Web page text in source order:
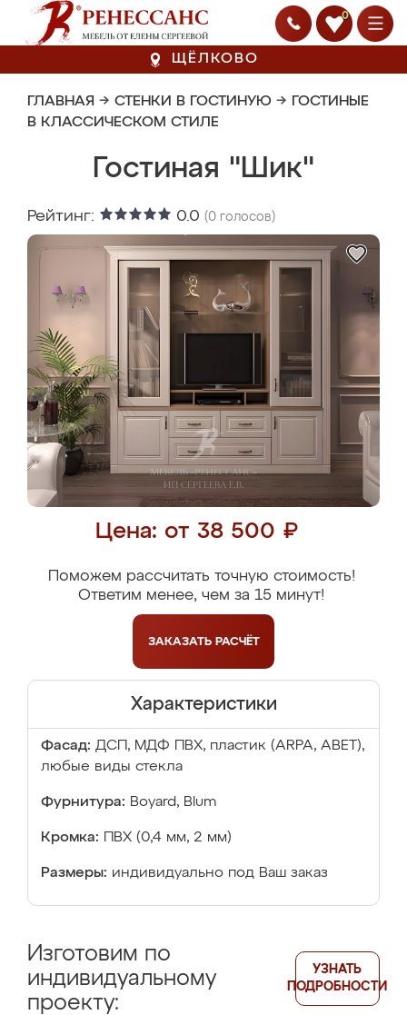
0
ЩЁЛКОВО
ГЛАВНАЯ → СТЕНКИ В ГОСТИНУЮ → ГОСТИНЫЕ
В КЛАССИЧЕСКОМ СТИЛЕ
Гостиная "Шик"
Рейтинг: 0.0 (0 голосов)
Цена: от 38 500 ₽
Поможем рассчитать точную стоимость!
Ответим менее, чем за 15 минут!
ЗАКАЗАТЬ РАСЧЁТ
Характеристики
Фасад: ДСП, МДФ ПВХ, пластик (ARPA, ABET),
любые виды стекла
Фурнитура: Boyard, Blum
Кромка: ПВХ (0,4 мм, 2 мм)
Размеры: индивидуально под Ваш заказ
Изготовим по
индивидуальному
проекту:
УЗНАТЬ
ПОДРОБНОСТИ